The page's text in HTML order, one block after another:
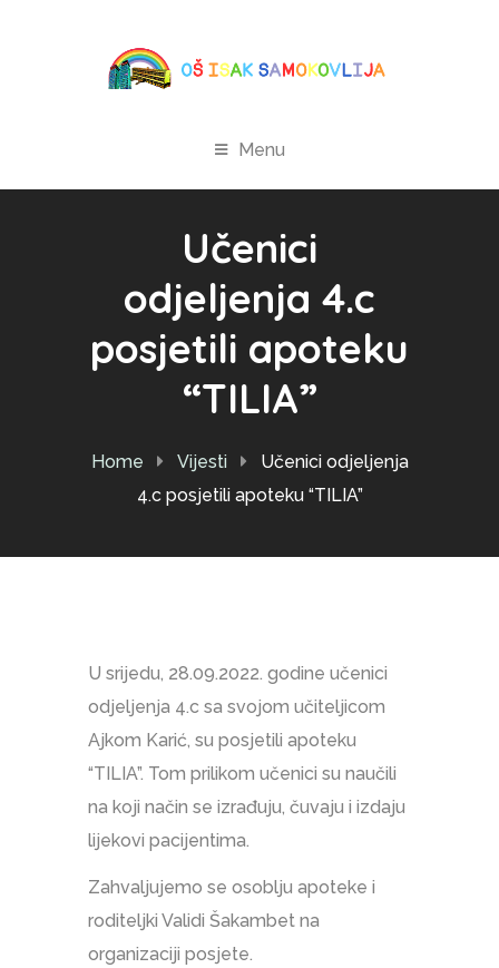
Menu
Učenici
odjeljenja 4.c
posjetili apoteku
“TILIA”
Home Vijesti
Učenici odjeljenja
4.c posjetili apoteku “TILIA”
U srijedu, 28.09.2022. godine učenici
odjeljenja 4.c sa svojom učiteljicom
Ajkom Karić, su posjetili apoteku
“TILIA”. Tom prilikom učenici su naučili
na koji način se izrađuju, čuvaju i izdaju
lijekovi pacijentima.
Zahvaljujemo se osoblju apoteke i
roditeljki Validi Šakambet na
organizaciji posjete.